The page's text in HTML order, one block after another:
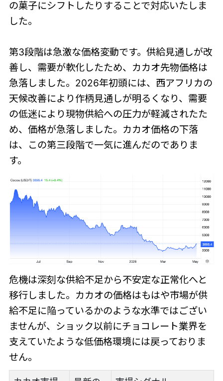
の菓子にシフトしたりすることで対応いたしま
した。
第3段階は急激な価格変動です。供給見通しが改
善し、需要が軟化したため、カカオ先物価格は
急落しました。2026年初頭には、西アフリカの
天候改善により作柄見通しが明るくなり、需要
の低迷により現物供給への圧力が軽減されたた
め、価格が急落しました。カカオ価格の下落
は、この第三段階で一気に進んだのでありま
す。
危機は深刻な供給不足から不安定な正常化へと
移行しました。カカオの価格はもはや市場が供
給不足に陥っているかのような水準ではござい
ませんが、ショック以前にチョコレート業界を
支えていたような低価格環境には戻っておりま
せん。